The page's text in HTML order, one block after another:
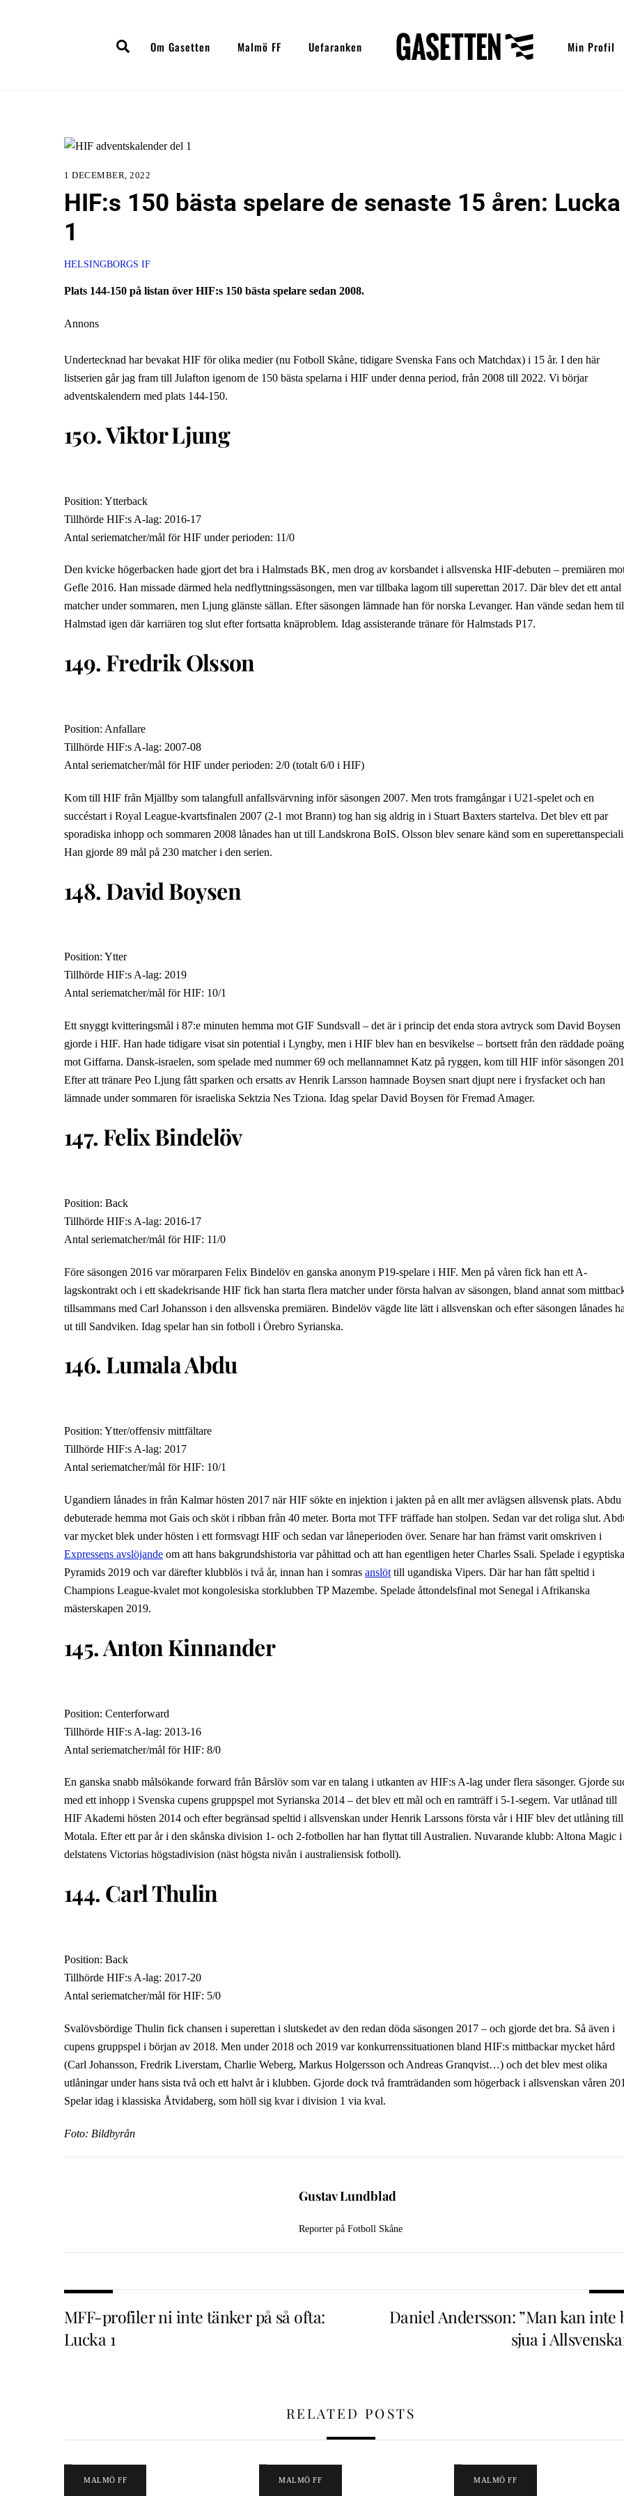
SearchOm Gasetten Malmö FF Uefaranken Min Profil
1 DECEMBER, 2022
HIF:s 150 bästa spelare de senaste 15 åren: Lucka
1
HELSINGBORGS IF
Plats 144-150 på listan över HIF:s 150 bästa spelare sedan 2008.
Annons
Undertecknad har bevakat HIF för olika medier (nu Fotboll Skåne, tidigare Svenska Fans och Matchdax) i 15 år. I den här
listserien går jag fram till Julafton igenom de 150 bästa spelarna i HIF under denna period, från 2008 till 2022. Vi börjar
adventskalendern med plats 144-150.
150. Viktor Ljung
Position: Ytterback
Tillhörde HIF:s A-lag: 2016-17
Antal seriematcher/mål för HIF under perioden: 11/0
Den kvicke högerbacken hade gjort det bra i Halmstads BK, men drog av korsbandet i allsvenska HIF-debuten – premiären
Gefle 2016. Han missade därmed hela nedflyttningssäsongen, men var tillbaka lagom till superettan 2017. Där blev det ett antal
matcher under sommaren, men Ljung glänste sällan. Efter säsongen lämnade han för norska Levanger. Han vände sedan hem
Halmstad igen där karriären tog slut efter fortsatta knäproblem. Idag assisterande tränare för Halmstads P17.
149. Fredrik Olsson
Position: Anfallare
Tillhörde HIF:s A-lag: 2007-08
Antal seriematcher/mål för HIF under perioden: 2/0 (totalt 6/0 i HIF)
Kom till HIF från Mjällby som talangfull anfallsvärvning inför säsongen 2007. Men trots framgångar i U21-spelet och en
succéstart i Royal League-kvartsfinalen 2007 (2-1 mot Brann) tog han sig aldrig in i Stuart Baxters startelva. Det blev ett par
sporadiska inhopp och sommaren 2008 lånades han ut till Landskrona BoIS. Olsson blev senare känd som en
Han gjorde 89 mål på 230 matcher i den serien.
148. David Boysen
Position: Ytter
Tillhörde HIF:s A-lag: 2019
Antal seriematcher/mål för HIF: 10/1
Ett snyggt kvitteringsmål i 87:e minuten hemma mot GIF Sundsvall – det är i princip det enda stora avtryck som David Boysen
gjorde i HIF. Han hade tidigare visat sin potential i Lyngby, men i HIF blev han en besvikelse – bortsett från den räddade
mot Giffarna. Dansk-israelen, som spelade med nummer 69 och mellannamnet Katz på ryggen, kom till HIF inför säsongen
Efter att tränare Peo Ljung fått sparken och ersatts av Henrik Larsson hamnade Boysen snart djupt nere i frysfacket och han
lämnade under sommaren för israeliska Sektzia Nes Tziona. Idag spelar David Boysen för Fremad Amager.
147. Felix Bindelöv
Position: Back
Tillhörde HIF:s A-lag: 2016-17
Antal seriematcher/mål för HIF: 11/0
Före säsongen 2016 var mörarparen Felix Bindelöv en ganska anonym P19-spelare i HIF. Men på våren fick han ett A-
lagskontrakt och i ett skadekrisande HIF fick han starta flera matcher under första halvan av säsongen, bland annat som
tillsammans med Carl Johansson i den allsvenska premiären. Bindelöv vägde lite lätt i allsvenskan och efter säsongen lånades
ut till Sandviken. Idag spelar han sin fotboll i Örebro Syrianska.
146. Lumala Abdu
Position: Ytter/offensiv mittfältare
Tillhörde HIF:s A-lag: 2017
Antal seriematcher/mål för HIF: 10/1
Ugandiern lånades in från Kalmar hösten 2017 när HIF sökte en injektion i jakten på en allt mer avlägsen allsvensk plats. Abdu
debuterade hemma mot Gais och sköt i ribban från 40 meter. Borta mot TFF träffade han stolpen. Sedan var det roliga slut.
var mycket blek under hösten i ett formsvagt HIF och sedan var låneperioden över. Senare har han främst varit omskriven i
Expressens avslöjande om att hans bakgrundshistoria var påhittad och att han egentligen heter Charles Ssali. Spelade i egyptiska
Pyramids 2019 och var därefter klubblös i två år, innan han i somras anslöt till ugandiska Vipers. Där har han fått speltid i
Champions League-kvalet mot kongolesiska storklubben TP Mazembe. Spelade åttondelsfinal mot Senegal i Afrikanska
mästerskapen 2019.
145. Anton Kinnander
Position: Centerforward
Tillhörde HIF:s A-lag: 2013-16
Antal seriematcher/mål för HIF: 8/0
En ganska snabb målsökande forward från Bårslöv som var en talang i utkanten av HIF:s A-lag under flera säsonger. Gjorde
med ett inhopp i Svenska cupens gruppspel mot Syrianska 2014 – det blev ett mål och en ramträff i 5-1-segern. Var utlånad till
HIF Akademi hösten 2014 och efter begränsad speltid i allsvenskan under Henrik Larssons första vår i HIF blev det utlåning till
Motala. Efter ett par år i den skånska division 1- och 2-fotbollen har han flyttat till Australien. Nuvarande klubb: Altona Magic i
delstatens Victorias högstadivision (näst högsta nivån i australiensisk fotboll).
144. Carl Thulin
Position: Back
Tillhörde HIF:s A-lag: 2017-20
Antal seriematcher/mål för HIF: 5/0
Svalövsbördige Thulin fick chansen i superettan i slutskedet av den redan döda säsongen 2017 – och gjorde det bra. Så även i
cupens gruppspel i början av 2018. Men under 2018 och 2019 var konkurrenssituationen bland HIF:s mittbackar mycket hård
(Carl Johansson, Fredrik Liverstam, Charlie Weberg, Markus Holgersson och Andreas Granqvist…) och det blev mest olika
utlåningar under hans sista två och ett halvt år i klubben. Gjorde dock två framträdanden som högerback i allsvenskan våren
Spelar idag i klassiska Åtvidaberg, som höll sig kvar i division 1 via kval.
Foto: Bildbyrån
Gustav Lundblad
Reporter på Fotboll Skåne
MFF-profiler ni inte tänker på så ofta:
Lucka 1
Daniel Andersson: ”Man kan inte
sjua i
RELATED POSTS
MALMÖ FF MALMÖ FF MALMÖ FF